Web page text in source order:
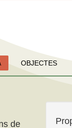
OBJECTES
de